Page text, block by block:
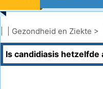
Beten En Steken
Aandoeningen En
Gezondheid en Ziekte > |
Is candidiasis hetzelfde